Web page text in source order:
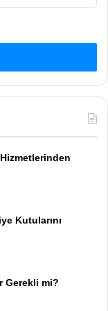
Kutularını
Gerekli mi?